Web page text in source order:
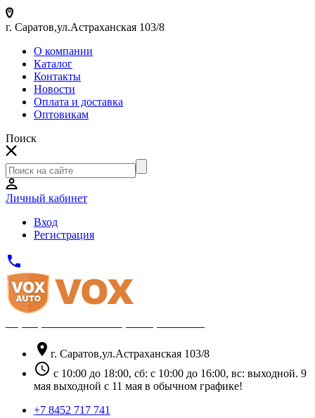
г. Саратов,ул.Астраханская 103/8
О компании
Каталог
Контакты
Новости
Оплата и доставка
Оптовикам
Поиск
Личный кабинет
Вход
Регистрация
phone
location_on г. Саратов,ул.Астраханская 103/8
schedule с 10:00 до 18:00, сб: с 10:00 до 16:00, вс: выходной. 9
мая выходной с 11 мая в обычном графике!
+7 8452 717 741